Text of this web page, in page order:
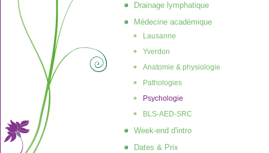
Drainage lymphatique
Médecine académique
Lausanne
Yverdon
Anatomie & physiologie
Pathologies
Psychologie
BLS-AED-SRC
Week-end d'intro
Dates & Prix